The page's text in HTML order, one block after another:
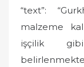
“text”:
malzeme
işçilik